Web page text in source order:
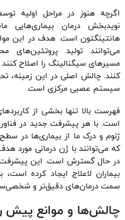
اگرچه هنوز در مراحل اولیه
نویدبخش درمان بیماری‌هایی
هانتینگتون است. هدف در این
می‌توانند تولید پروتئین‌های
مسیرهای سیگنالینگ را اصلاح
کنند. چالش اصلی در این زمینه،
سیستم عصبی مرکزی است.
فهرست بالا تنها بخشی از
است. با هر پیشرفت جدید در
ژنوم و درک ما از بیماری‌ها در
که می‌توانند با ژن درمانی مورد
در حال گسترش است. این
بیماران لاعلاج ایجاد کرده
سمت درمان‌های دقیق‌تر و
چالش‌ها و موانع پیش